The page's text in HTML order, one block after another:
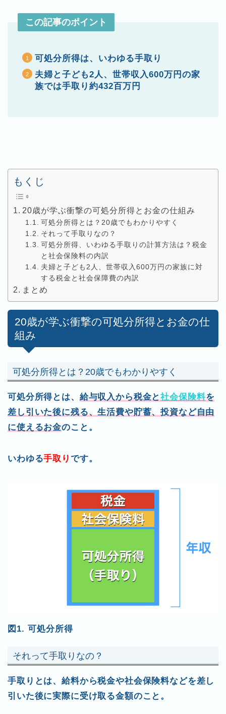
この記事のポイント
可処分所得は、いわゆる手取り
夫婦と子ども2人、世帯収入600万円の家
族では手取り約432百万円
もくじ
20歳が学ぶ衝撃の可処分所得とお金の仕組み
可処分所得とは？20歳でもわかりやすく
それって手取りなの？
可処分所得、いわゆる手取りの計算方法は？税金
と社会保険料の内訳
夫婦と子ども2人、世帯収入600万円の家族に対
する税金と社会保障費の内訳
まとめ
20歳が学ぶ衝撃の可処分所得とお金の仕
組み
可処分所得とは？20歳でもわかりやすく
可処分所得とは、 給与収入から税金と社会保険料を
差し引いた後に残る、生活費や貯蓄、投資など自由
に使えるお金のこと。
いわゆる手取り です。
図1. 可処分所得
それって手取りなの？
手取りとは、給料から税金や社会保険料などを差し
引いた後に実際に受け取る金額のこと。